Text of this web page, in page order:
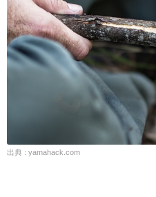
出典 : yamahack.com